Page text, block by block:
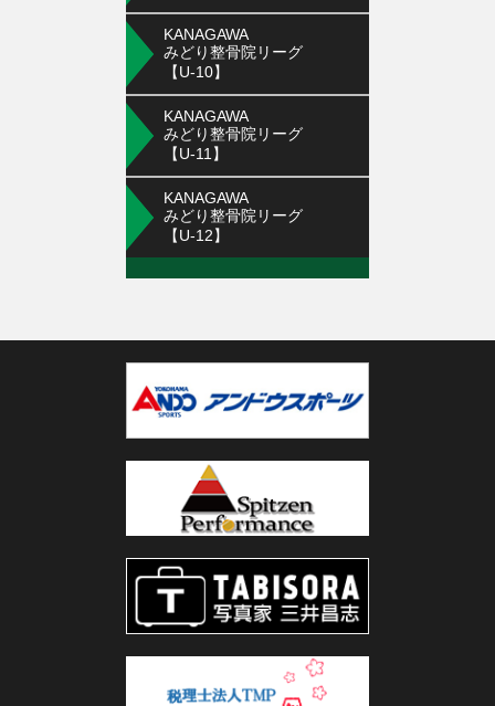
KANAGAWA
みどり整骨院リーグ
【U-10】
KANAGAWA
みどり整骨院リーグ
【U-11】
KANAGAWA
みどり整骨院リーグ
【U-12】